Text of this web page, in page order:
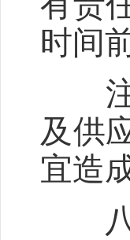
时间
注
及供
宜造
八